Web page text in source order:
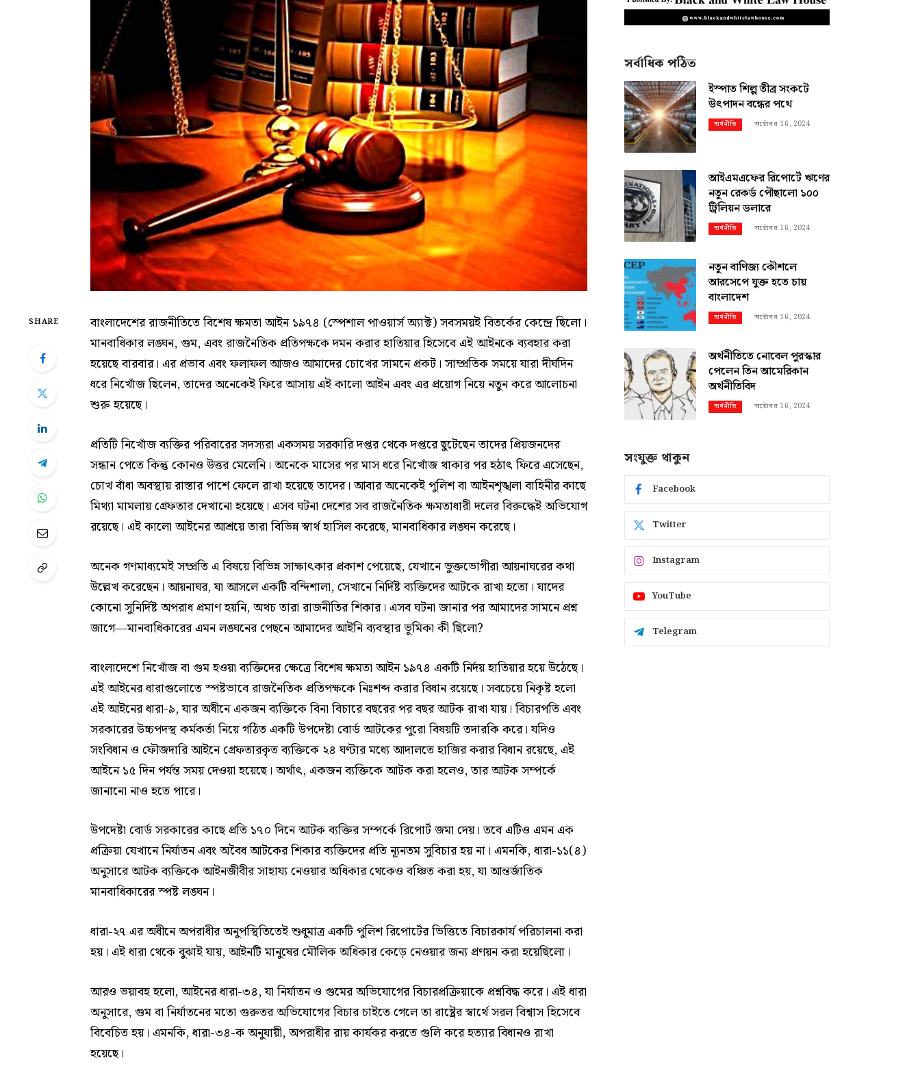
SHARE
বাংলাদেশের রাজনীতিতে বিশেষ ক্ষমতা আইন ১৯৭৪ (স্পেশাল পাওয়ার্স অ্যাক্ট) সবসময়ই বিতর্কের কেন্দ্রে ছিলো।
মানবাধিকার লঙ্ঘন, গুম, এবং রাজনৈতিক প্রতিপক্ষকে দমন করার হাতিয়ার হিসেবে এই আইনকে ব্যবহার করা
হয়েছে বারবার। এর প্রভাব এবং ফলাফল আজও আমাদের চোখের সামনে প্রকট। সাম্প্রতিক সময়ে যারা দীর্ঘদিন
ধরে নিখোঁজ ছিলেন, তাদের অনেকেই ফিরে আসায় এই কালো আইন এবং এর প্রয়োগ নিয়ে নতুন করে আলোচনা
শুরু হয়েছে।
প্রতিটি নিখোঁজ ব্যক্তির পরিবারের সদস্যরা একসময় সরকারি দপ্তর থেকে দপ্তরে ছুটেছেন তাদের প্রিয়জনদের
সন্ধান পেতে কিন্তু কোনও উত্তর মেলেনি। অনেকে মাসের পর মাস ধরে নিখোঁজ থাকার পর হঠাৎ ফিরে এসেছেন,
চোখ বাঁধা অবস্থায় রাস্তার পাশে ফেলে রাখা হয়েছে তাদের। আবার অনেকেই পুলিশ বা আইনশৃঙ্খলা বাহিনীর কাছে
মিথ্যা মামলায় গ্রেফতার দেখানো হয়েছে। এসব ঘটনা দেশের সব রাজনৈতিক ক্ষমতাধারী দলের বিরুদ্ধেই অভিযোগ
রয়েছে। এই কালো আইনের আশ্রয়ে তারা বিভিন্ন স্বার্থ হাসিল করেছে, মানবাধিকার লঙ্ঘন করেছে।
অনেক গণমাধ্যমেই সম্প্রতি এ বিষয়ে বিভিন্ন সাক্ষাৎকার প্রকাশ পেয়েছে, যেখানে ভুক্তভোগীরা আয়নাঘরের কথা
উল্লেখ করেছেন। আয়নাঘর, যা আসলে একটি বন্দিশালা, সেখানে নির্দিষ্ট ব্যক্তিদের আটকে রাখা হতো। যাদের
কোনো সুনির্দিষ্ট অপরাধ প্রমাণ হয়নি, অথচ তারা রাজনীতির শিকার। এসব ঘটনা জানার পর আমাদের সামনে প্রশ্ন
জাগে—মানবাধিকারের এমন লঙ্ঘনের পেছনে আমাদের আইনি ব্যবস্থার ভূমিকা কী ছিলো?
বাংলাদেশে নিখোঁজ বা গুম হওয়া ব্যক্তিদের ক্ষেত্রে বিশেষ ক্ষমতা আইন ১৯৭৪ একটি নির্দয় হাতিয়ার হয়ে উঠেছে।
এই আইনের ধারাগুলোতে স্পষ্টভাবে রাজনৈতিক প্রতিপক্ষকে নিঃশব্দ করার বিধান রয়েছে। সবচেয়ে নিকৃষ্ট হলো
এই আইনের ধারা-৯, যার অধীনে একজন ব্যক্তিকে বিনা বিচারে বছরের পর বছর আটক রাখা যায়। বিচারপতি এবং
সরকারের উচ্চপদস্থ কর্মকর্তা নিয়ে গঠিত একটি উপদেষ্টা বোর্ড আটকের পুরো বিষয়টি তদারকি করে। যদিও
সংবিধান ও ফৌজদারি আইনে গ্রেফতারকৃত ব্যক্তিকে ২৪ ঘণ্টার মধ্যে আদালতে হাজির করার বিধান রয়েছে, এই
আইনে ১৫ দিন পর্যন্ত সময় দেওয়া হয়েছে। অর্থাৎ, একজন ব্যক্তিকে আটক করা হলেও, তার আটক সম্পর্কে
জানানো নাও হতে পারে।
উপদেষ্টা বোর্ড সরকারের কাছে প্রতি ১৭০ দিনে আটক ব্যক্তির সম্পর্কে রিপোর্ট জমা দেয়। তবে এটিও এমন এক
প্রক্রিয়া যেখানে নির্যাতন এবং অবৈধ আটকের শিকার ব্যক্তিদের প্রতি ন্যূনতম সুবিচার হয় না। এমনকি, ধারা-১১(৪)
অনুসারে আটক ব্যক্তিকে আইনজীবীর সাহায্য নেওয়ার অধিকার থেকেও বঞ্চিত করা হয়, যা আন্তর্জাতিক
মানবাধিকারের স্পষ্ট লঙ্ঘন।
ধারা-২৭ এর অধীনে অপরাধীর অনুপস্থিতিতেই শুধুমাত্র একটি পুলিশ রিপোর্টের ভিত্তিতে বিচারকার্য পরিচালনা করা
হয়। এই ধারা থেকে বুঝাই যায়, আইনটি মানুষের মৌলিক অধিকার কেড়ে নেওয়ার জন্য প্রণয়ন করা হয়েছিলো।
আরও ভয়াবহ হলো, আইনের ধারা-৩৪, যা নির্যাতন ও গুমের অভিযোগের বিচারপ্রক্রিয়াকে প্রশ্নবিদ্ধ করে। এই ধারা
অনুসারে, গুম বা নির্যাতনের মতো গুরুতর অভিযোগের বিচার চাইতে গেলে তা রাষ্ট্রের স্বার্থে সরল বিশ্বাস হিসেবে
বিবেচিত হয়। এমনকি, ধারা-৩৪-ক অনুযায়ী, অপরাধীর রায় কার্যকর করতে গুলি করে হত্যার বিধানও রাখা
হয়েছে।
সর্বাধিক পঠিত
ইস্পাত শিল্প তীব্র সংকটে
উৎপাদন বন্ধের পথে
অর্থনীতি অক্টোবর 16, 2024
আইএমএফের রিপোর্টে ঋণের
নতুন রেকর্ড পৌছালো ১০০
ট্রিলিয়ন ডলারে
অর্থনীতি অক্টোবর 16, 2024
নতুন বাণিজ্য কৌশলে
আরসেপে যুক্ত হতে চায়
বাংলাদেশ
অর্থনীতি অক্টোবর 16, 2024
অর্থনীতিতে নোবেল পুরস্কার
পেলেন তিন আমেরিকান
অর্থনীতিবিদ
অর্থনীতি অক্টোবর 16, 2024
সংযুক্ত থাকুন
Facebook
Twitter
Instagram
YouTube
Telegram